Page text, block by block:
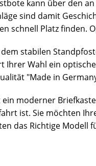
kann über den
sind damit
schnell Platz finden.
stabilen
Ihrer Wahl ein
"Made in
moderner
ist. Sie möchten
das Richtige Modell